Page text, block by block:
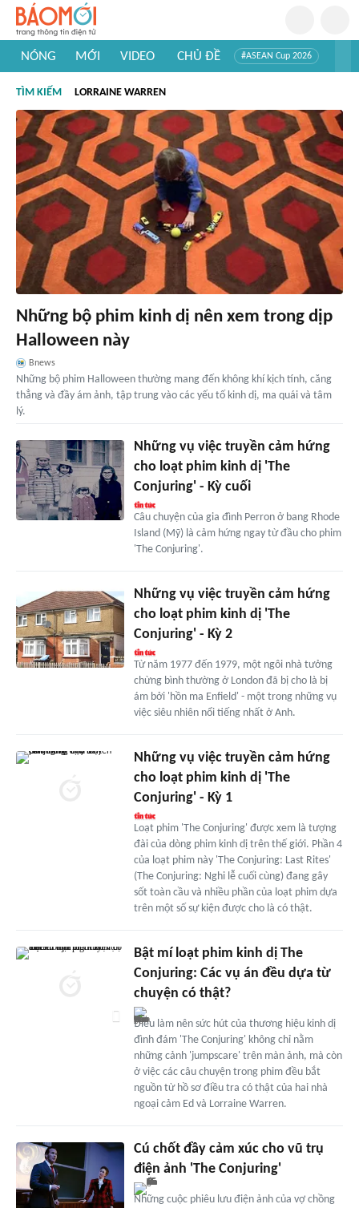
NÓNG MỚI VIDEO CHỦ ĐỀ #ASEAN Cup 2026
#Khám phá thế giới
TÌM KIẾM LORRAINE WARREN
Những bộ phim kinh dị nên xem trong dịp
Halloween này
Bnews
Những bộ phim Halloween thường mang đến không khí kịch tính, căng
thẳng và đầy ám ảnh, tập trung vào các yếu tố kinh dị, ma quái và tâm
lý.
Những vụ việc truyền cảm hứng
cho loạt phim kinh dị 'The
Conjuring' - Kỳ cuối
Câu chuyện của gia đình Perron ở bang Rhode
Island (Mỹ) là cảm hứng ngay từ đầu cho phim
'The Conjuring'.
Những vụ việc truyền cảm hứng
cho loạt phim kinh dị 'The
Conjuring' - Kỳ 2
Từ năm 1977 đến 1979, một ngôi nhà tưởng
chừng bình thường ở London đã bị cho là bị
ám bởi 'hồn ma Enfield' - một trong những vụ
việc siêu nhiên nổi tiếng nhất ở Anh.
Những vụ việc truyền cảm hứng
cho loạt phim kinh dị 'The
Conjuring' - Kỳ 1
Loạt phim 'The Conjuring' được xem là tượng
đài của dòng phim kinh dị trên thế giới. Phần 4
của loạt phim này 'The Conjuring: Last Rites'
(The Conjuring: Nghi lễ cuối cùng) đang gây
sốt toàn cầu và nhiều phần của loạt phim dựa
trên một số sự kiện được cho là có thật.
Bật mí loạt phim kinh dị The
Conjuring: Các vụ án đều dựa từ
chuyện có thật?
Điều làm nên sức hút của thương hiệu kinh dị
đình đám 'The Conjuring' không chỉ nằm
những cảnh 'jumpscare' trên màn ảnh, mà còn
ở việc các câu chuyện trong phim đều bắt
nguồn từ hồ sơ điều tra có thật của hai nhà
ngoại cảm Ed và Lorraine Warren.
Cú chốt đầy cảm xúc cho vũ trụ
điện ảnh 'The Conjuring'
Những cuộc phiêu lưu điện ảnh của vợ chồng